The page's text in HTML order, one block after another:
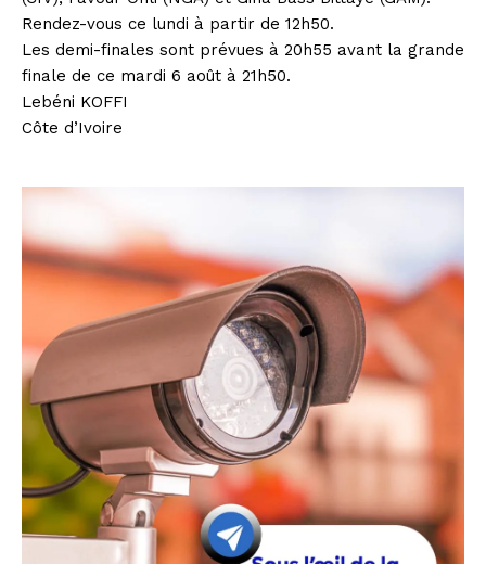
Rendez-vous ce lundi à partir de 12h50.
Les demi-finales sont prévues à 20h55 avant la grande
finale de ce mardi 6 août à 21h50.
Lebéni KOFFI
Côte d’Ivoire